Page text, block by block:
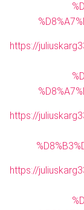
https://
https://
https://